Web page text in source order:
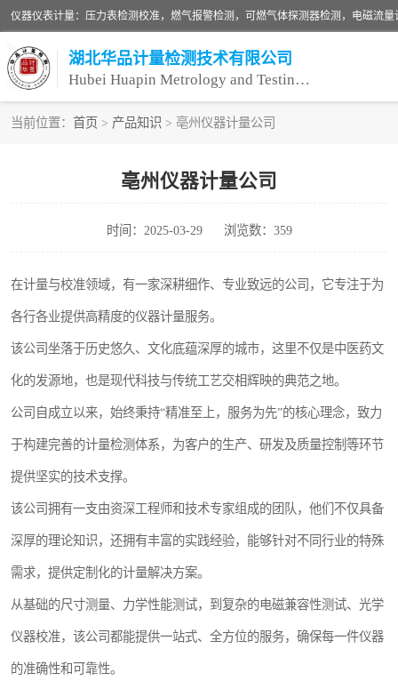
湖北华品计量检测技术有限公司
Hubei Huapin Metrology and Testing Technology Co. , Ltd.
当前位置： 首页 > 产品知识 > 亳州仪器计量公司
亳州仪器计量公司
时间：2025-03-29 浏览数：359
在计量与校准领域，有一家深耕细作、专业致远的公司，它专注于为
各行各业提供高精度的仪器计量服务。
该公司坐落于历史悠久、文化底蕴深厚的城市，这里不仅是中医药文
化的发源地，也是现代科技与传统工艺交相辉映的典范之地。
公司自成立以来，始终秉持“精准至上，服务为先”的核心理念，致力
于构建完善的计量检测体系，为客户的生产、研发及质量控制等环节
提供坚实的技术支撑。
该公司拥有一支由资深工程师和技术专家组成的团队，他们不仅具备
深厚的理论知识，还拥有丰富的实践经验，能够针对不同行业的特殊
需求，提供定制化的计量解决方案。
从基础的尺寸测量、力学性能测试，到复杂的电磁兼容性测试、光学
仪器校准，该公司都能提供一站式、全方位的服务，确保每一件仪器
的准确性和可靠性。
压力表校准